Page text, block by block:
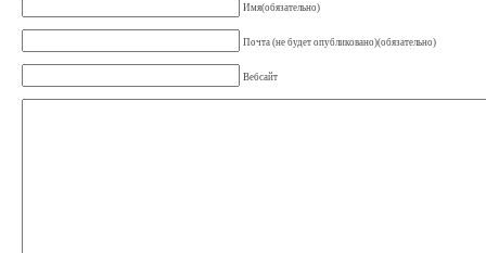
Имя(обязательно)
Почта (не будет опубликовано)(обязательно)
Вебсайт